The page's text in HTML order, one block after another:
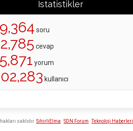
İstatistikler
soru
cevap
yorum
kullanıcı
SihirliElma SDN Forum Teknoloji Haberleri
saklıdır